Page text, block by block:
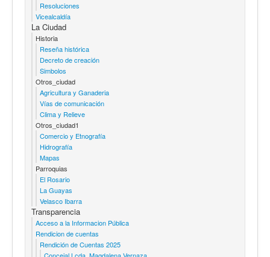
Resoluciones
Vicealcaldía
La Ciudad
Historia
Reseña histórica
Decreto de creación
Simbolos
Otros_ciudad
Agricultura y Ganaderia
Vías de comunicación
Clima y Relieve
Otros_ciudad1
Comercio y Etnografía
Hidrografía
Mapas
Parroquias
El Rosario
La Guayas
Velasco Ibarra
Transparencia
Acceso a la Informacion Pública
Rendicion de cuentas
Rendición de Cuentas 2025